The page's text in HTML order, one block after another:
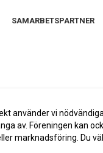
SAMARBETSPARTNER
använder vi
av. Föreningen kan
marknadsföring. Du